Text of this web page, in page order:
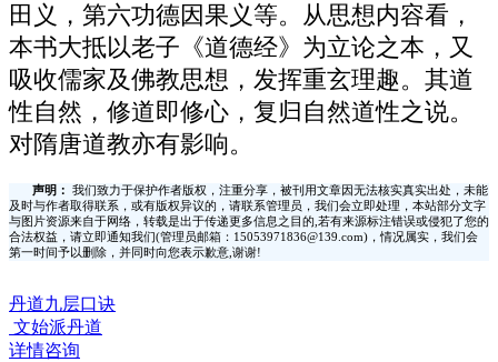
田义，第六功德因果义等。从思想内容看，
本书大抵以老子《道德经》为立论之本，又
吸收儒家及佛教思想，发挥重玄理趣。其道
性自然，修道即修心，复归自然道性之说。
对隋唐道教亦有影响。
声明：
我们致力于保护作者版权，注重分享，被刊用文章因无法核实真实出处，未能
及时与作者取得联系，或有版权异议的，请联系管理员，我们会立即处理，本站部分文字
与图片资源来自于网络，转载是出于传递更多信息之目的,若有来源标注错误或侵犯了您的
合法权益，请立即通知我们(管理员邮箱：15053971836@139.com)，情况属实，我们会
第一时间予以删除，并同时向您表示歉意,谢谢!
丹道九层口诀
文始派丹道
详情咨询